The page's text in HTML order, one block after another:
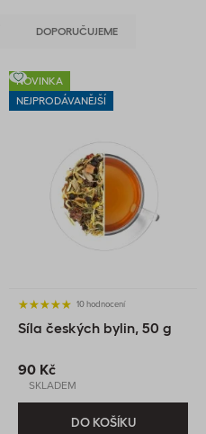
DOPORUČUJEME
NOVINKA
NEJPRODÁVANĚJŠÍ
10 hodnocení
Síla českých bylin, 50 g
90 Kč
SKLADEM
DO KOŠÍKU